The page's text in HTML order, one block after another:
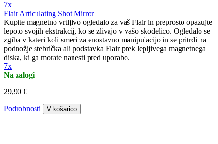
7x
Flair Articulating Shot Mirror
Kupite magnetno vrtljivo ogledalo za vaš Flair in preprosto opazujte
lepoto svojih ekstrakcij, ko se zlivajo v vašo skodelico. Ogledalo se
zgiba v kateri koli smeri za enostavno manipulacijo in se pritrdi na
podnožje stebrička ali podstavka Flair prek lepljivega magnetnega
diska, ki ga morate nanesti pred uporabo.
7x
Na zalogi
29,90 €
Podrobnosti V košarico